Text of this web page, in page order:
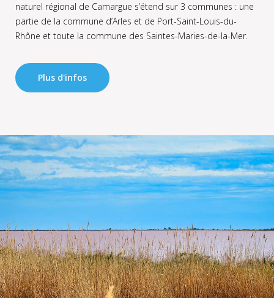
naturel régional de Camargue s’étend sur 3 communes : une
partie de la commune d’Arles et de Port-Saint-Louis-du-
Plus d'infos